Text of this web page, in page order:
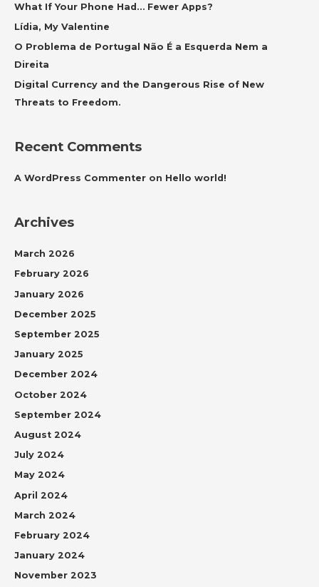
What If Your Phone Had… Fewer Apps?
Lídia, My Valentine
O Problema de Portugal Não É a Esquerda Nem a
Direita
Digital Currency and the Dangerous Rise of New
Threats to Freedom.
Recent Comments
A WordPress Commenteron Hello world!
Archives
March 2026
February 2026
January 2026
December 2025
September 2025
January 2025
December 2024
October 2024
September 2024
August 2024
July 2024
May 2024
April 2024
March 2024
February 2024
January 2024
November 2023